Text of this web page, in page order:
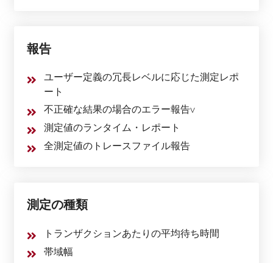
報告
ユーザー定義の冗長レベルに応じた測定レポ
ート
不正確な結果の場合のエラー報告v
測定値のランタイム・レポート
全測定値のトレースファイル報告
測定の種類
トランザクションあたりの平均待ち時間
帯域幅